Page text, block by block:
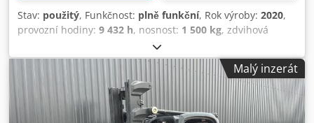
Stav: použitý, Funkčnost: plně funkční, Rok výroby: 2020,
provozní hodiny: 9 432 h, nosnost: 1 500 kg, zdvihová
, volný zdvih:1 519 mm
elektrický, typ stožáru:triplex, stavební výška:2 121 mm,
typ pohonu: Elektro
, Elektrický tříkolový vysokozdvižný
vozík ISO třída: ISO třída 2 = 1 000 - 2 500 kg Typ stožáru:
Triplex Stav: připraven k provozu a plně funkční Technický
stav: dobrý Baterie voltáž: 24V Rok výroby baterie: 2025
Malý inzerát